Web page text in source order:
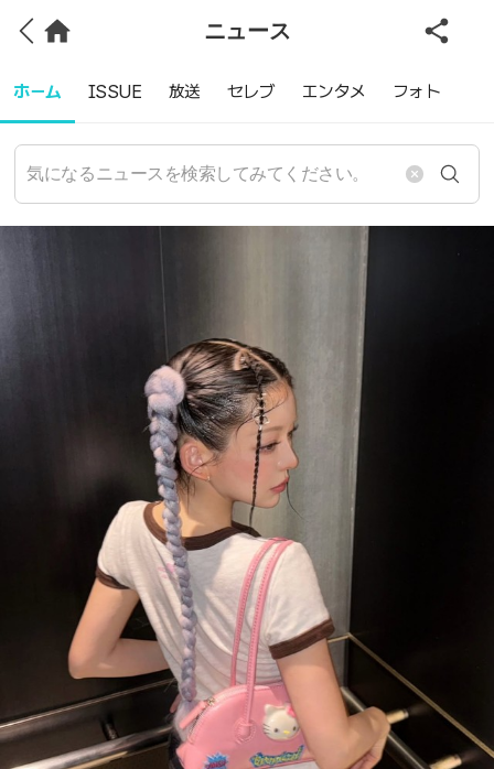
ニュース
ホーム ISSUE 放送 セレブ エンタメ フォト